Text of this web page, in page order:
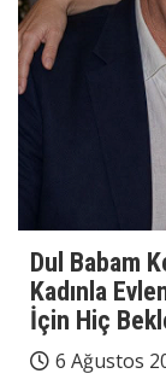
Dul Babam
Kadınla
İçin Hiç
6 Ağustos